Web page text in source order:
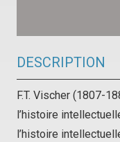
DESCRIPTION
F.T. Vischer (1807-
l’histoire
l’histoire